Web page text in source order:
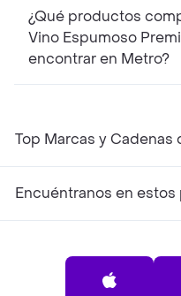
¿Qué productos
Vino Espumoso
encontrar en Metro?
Top Marcas y Cadenas
Encuéntranos en estos